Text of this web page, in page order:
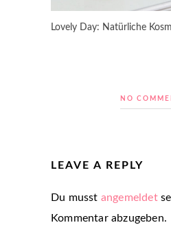
Lovely Day: Natürliche
NO
LEAVE A REPLY
Du musst angemeldet
Kommentar abzugeben.